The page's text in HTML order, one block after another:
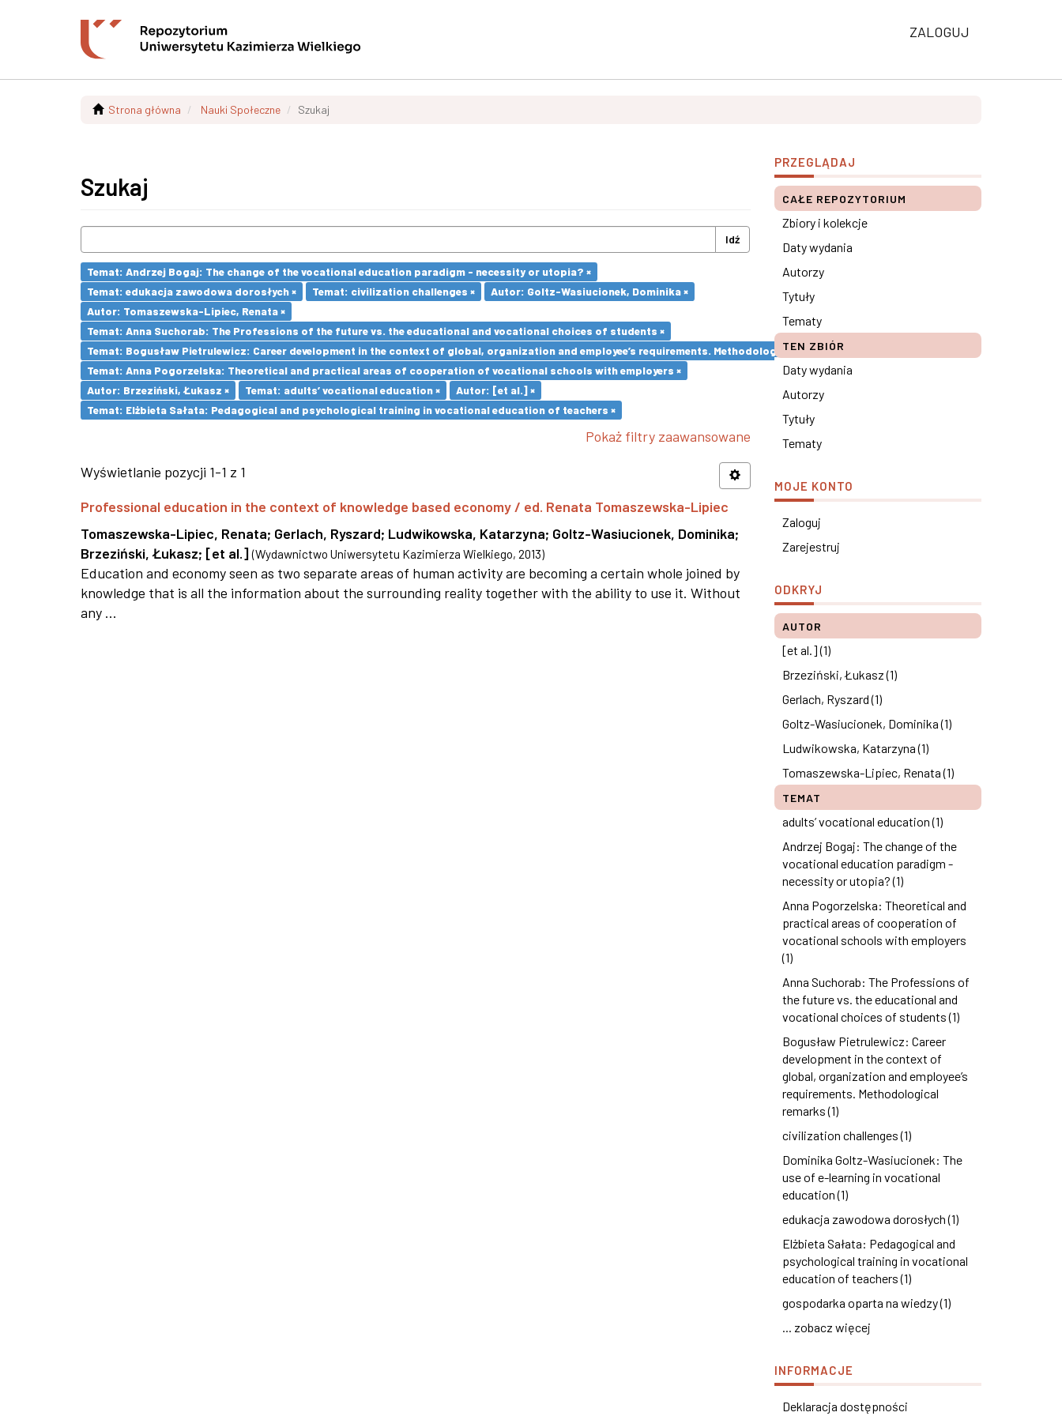
ZALOGUJ
Strona główna Nauki Społeczne Szukaj
Szukaj
Idź
Temat: Andrzej Bogaj: The change of the vocational education paradigm - necessity or utopia? ×
Temat: edukacja zawodowa dorosłych ×
Temat: civilization challenges ×
Autor: Goltz-Wasiucionek, Dominika ×
Autor: Tomaszewska-Lipiec, Renata ×
Temat: Anna Suchorab: The Professions of the future vs. the educational and vocational choices of students ×
Temat: Bogusław Pietrulewicz: Career development in the context of global, organization and employee’s requirements. Methodological remarks ×
Temat: Anna Pogorzelska: Theoretical and practical areas of cooperation of vocational schools with employers ×
Autor: Brzeziński, Łukasz ×
Temat: adults’ vocational education ×
Autor: [et al.] ×
Temat: Elżbieta Sałata: Pedagogical and psychological training in vocational education of teachers ×
Pokaż filtry zaawansowane
Wyświetlanie pozycji 1-1 z 1
Professional education in the context of knowledge based economy / ed. Renata Tomaszewska-Lipiec
Tomaszewska-Lipiec, Renata; Gerlach, Ryszard; Ludwikowska, Katarzyna; Goltz-Wasiucionek, Dominika;
Brzeziński, Łukasz; [et al.] (Wydawnictwo Uniwersytetu Kazimierza Wielkiego, 2013)
Education and economy seen as two separate areas of human activity are becoming a certain whole joined by
knowledge that is all the information about the surrounding reality together with the ability to use it. Without
any ...
PRZEGLĄDAJ
CAŁE REPOZYTORIUM
Zbiory i kolekcje
Daty wydania
Autorzy
Tytuły
Tematy
TEN ZBIÓR
Daty wydania
Autorzy
Tytuły
Tematy
MOJE KONTO
Zaloguj
Zarejestruj
ODKRYJ
AUTOR
[et al.] (1)
Brzeziński, Łukasz (1)
Gerlach, Ryszard (1)
Goltz-Wasiucionek, Dominika (1)
Ludwikowska, Katarzyna (1)
Tomaszewska-Lipiec, Renata (1)
TEMAT
adults’ vocational education (1)
Andrzej Bogaj: The change of the
vocational education paradigm -
necessity or utopia? (1)
Anna Pogorzelska: Theoretical and
practical areas of cooperation of
vocational schools with employers
(1)
Anna Suchorab: The Professions of
the future vs. the educational and
vocational choices of students (1)
Bogusław Pietrulewicz: Career
development in the context of
global, organization and employee’s
requirements. Methodological
remarks (1)
civilization challenges (1)
Dominika Goltz-Wasiucionek: The
use of e-learning in vocational
education (1)
edukacja zawodowa dorosłych (1)
Elżbieta Sałata: Pedagogical and
psychological training in vocational
education of teachers (1)
gospodarka oparta na wiedzy (1)
... zobacz więcej
INFORMACJE
Deklaracja dostępności